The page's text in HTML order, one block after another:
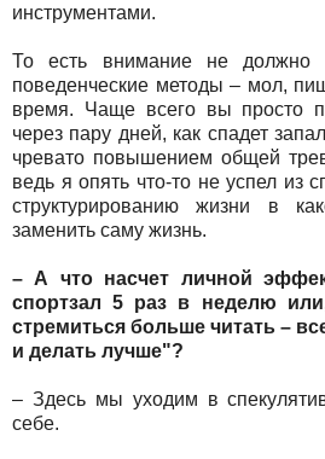
инструментами.
То есть внимание не должно
поведенческие методы – мол,
время. Чаще всего вы просто
через пару дней, как спадет
чревато повышением общей
ведь я опять что-то не успел из
структурированию жизни в
заменить саму жизнь.
– А что насчет личной
спортзал 5 раз в неделю
стремиться больше читать –
и делать лучше"?
– Здесь мы уходим в
себе.